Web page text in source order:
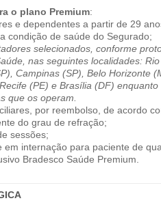
o plano Premium:
e dependentes a partir de 29
condição de saúde do Segurado;
selecionados, conforme
nas seguintes localidades:
Campinas (SP), Belo Horizonte
(PE) e Brasília (DF)
que os operam.
por reembolso, de acordo
do grau de refração;
sessões;
em internação para paciente de
Bradesco Saúde Premium.